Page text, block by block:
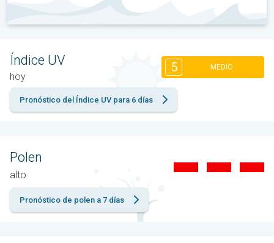
Índice UV
hoy
5 MEDIO
Pronóstico del Índice UV para 6 días
Polen
alto
Pronóstico de polen a 7 días